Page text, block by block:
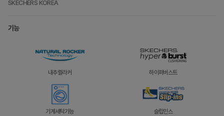
SKECHERS KOREA
기능
내추럴라커 하이퍼버스트
기계세탁가능 슬립인스